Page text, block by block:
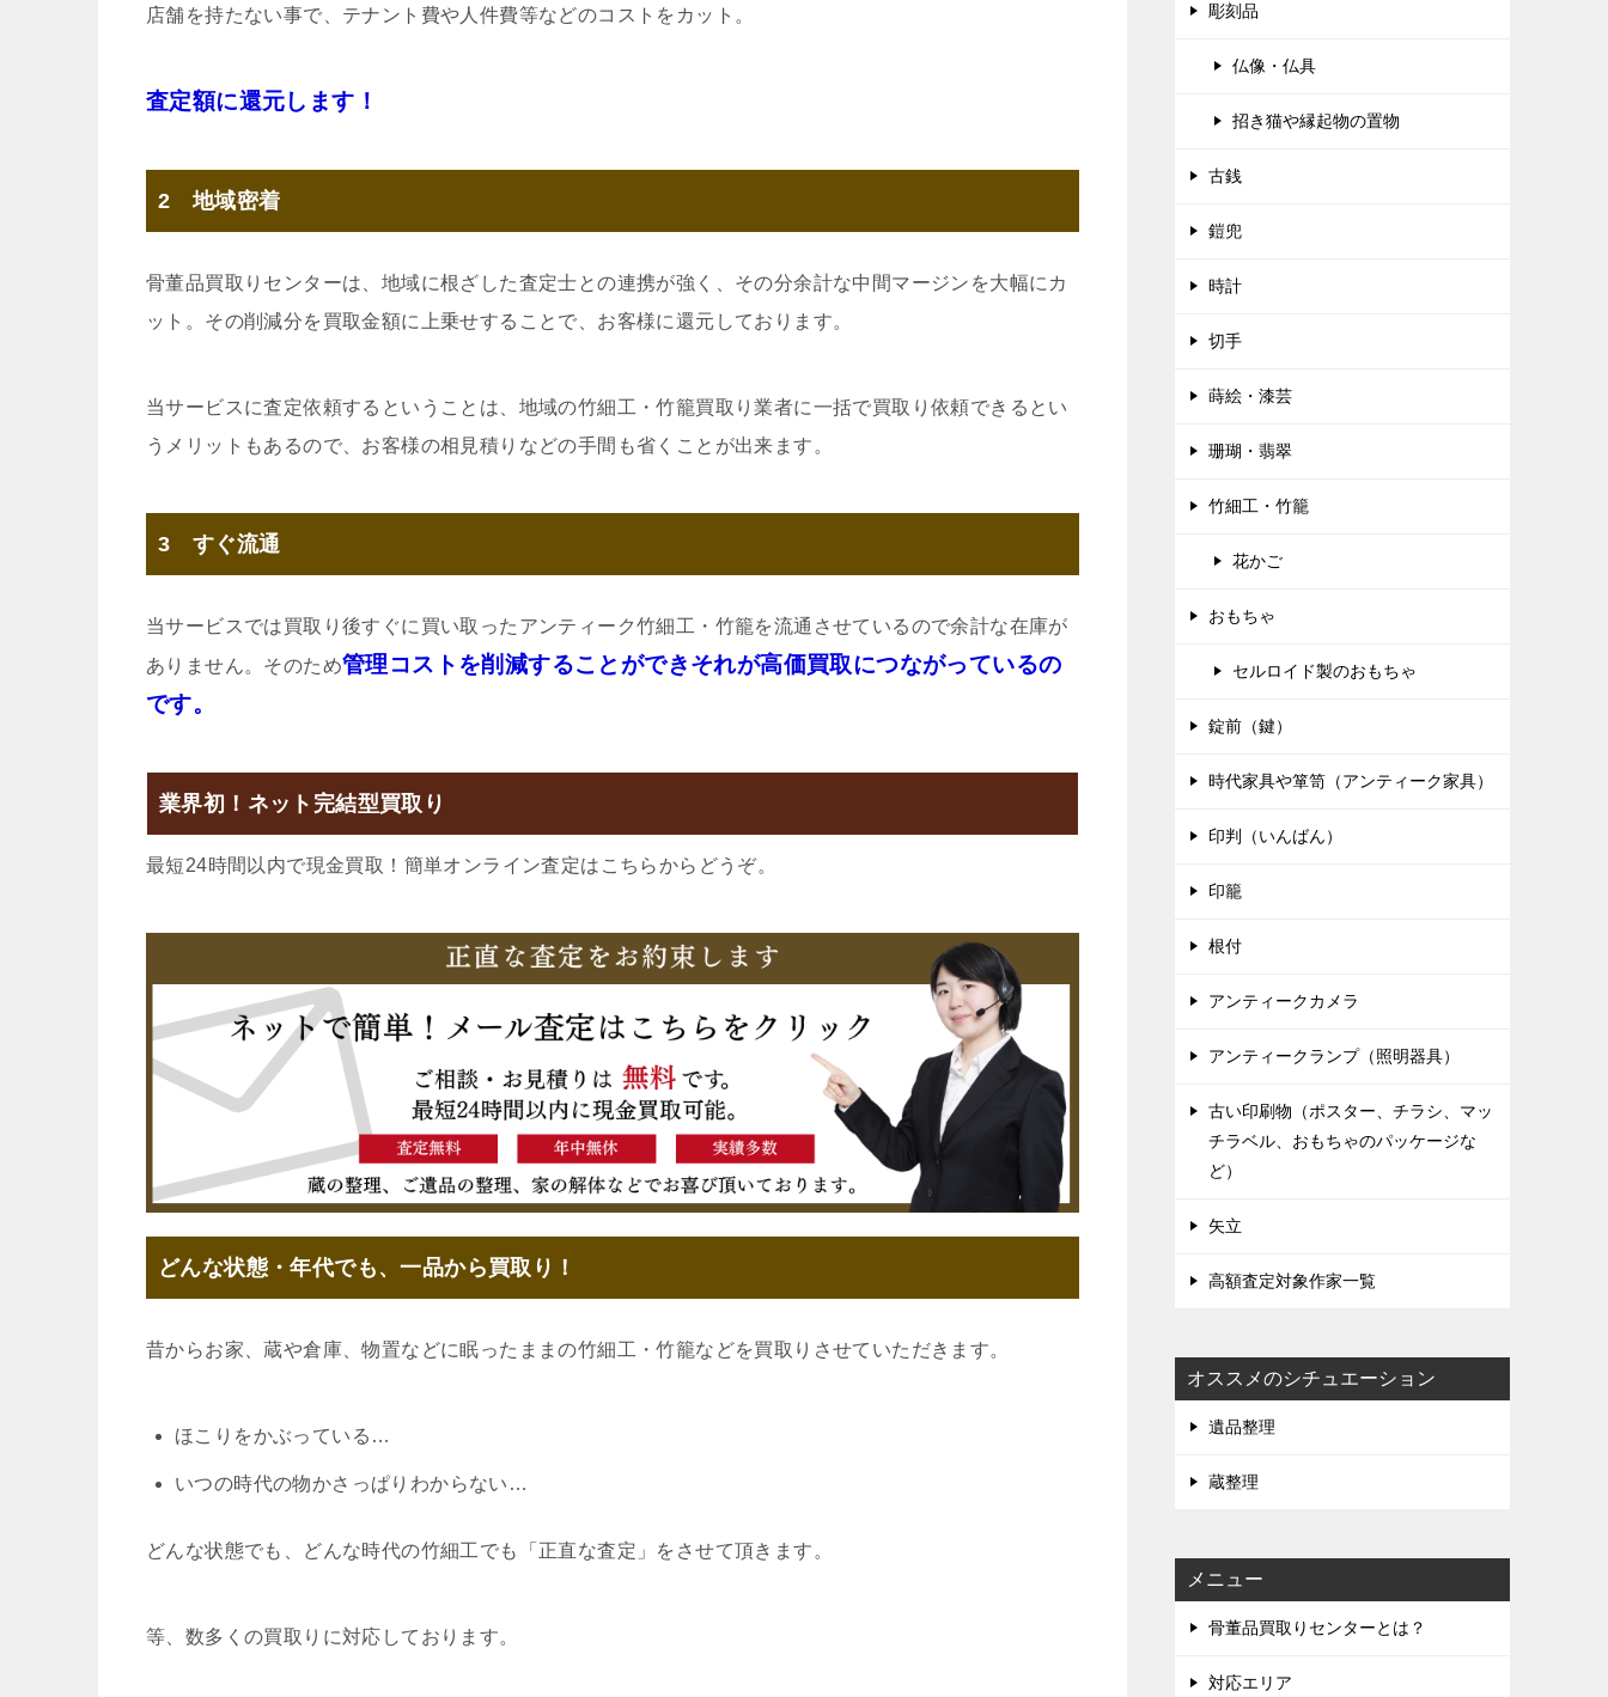
店舗を持たない事で、テナント費や人件費等などのコストをカット。
査定額に還元します！
2 地域密着
骨董品買取りセンターは、地域に根ざした査定士との連携が強く、その分余計な中間マージンを大幅にカ
ット。その削減分を買取金額に上乗せすることで、お客様に還元しております。
当サービスに査定依頼するということは、地域の竹細工・竹籠買取り業者に一括で買取り依頼できるとい
うメリットもあるので、お客様の相見積りなどの手間も省くことが出来ます。
3 すぐ流通
当サービスでは買取り後すぐに買い取ったアンティーク竹細工・竹籠を流通させているので余計な在庫が
ありません。そのため管理コストを削減することができそれが高価買取につながっているの
です。
業界初！ネット完結型買取り
最短24時間以内で現金買取！簡単オンライン査定はこちらからどうぞ。
どんな状態・年代でも、一品から買取り！
昔からお家、蔵や倉庫、物置などに眠ったままの竹細工・竹籠などを買取りさせていただきます。
ほこりをかぶっている…
いつの時代の物かさっぱりわからない…
どんな状態でも、どんな時代の竹細工でも「正直な査定」をさせて頂きます。
等、数多くの買取りに対応しております。
彫刻品
仏像・仏具
招き猫や縁起物の置物
古銭
鎧兜
時計
切手
蒔絵・漆芸
珊瑚・翡翠
竹細工・竹籠
花かご
おもちゃ
セルロイド製のおもちゃ
錠前（鍵）
時代家具や箪笥（アンティーク家具）
印判（いんばん）
印籠
根付
アンティークカメラ
アンティークランプ（照明器具）
古い印刷物（ポスター、チラシ、マッ
チラベル、おもちゃのパッケージな
ど）
矢立
高額査定対象作家一覧
オススメのシチュエーション
遺品整理
蔵整理
メニュー
骨董品買取りセンターとは？
対応エリア